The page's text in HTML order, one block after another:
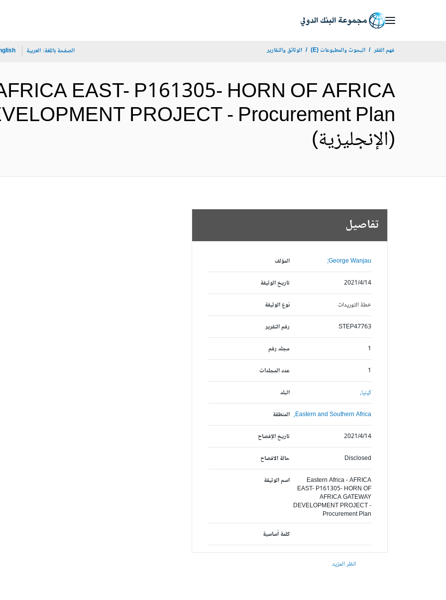
فهم الفقر البحوث والمطبوعات (E) الوثائق والتقارير الصفحة باللغة: العربية
EAST- P161305- HORN OF AFRICA
PROJECT - Procurement Plan
(الإنجليزية)
تفاصيل
المؤلف George Wanjau;
تاريخ الوثيقة 2021/4/14
نوع الوثيقة خطة التوريدات
رقم التقرير STEP47763
مجلد رقم 1
عدد المجلدات 1
البلد كينيا,
المنطقة Eastern and Southern Africa,
تاريخ الإفصاح 2021/4/14
حالة الافصاح Disclosed
اسم الوثيقة
Eastern Africa - AFRICA
EAST- P161305- HORN OF
AFRICA GATEWAY
DEVELOPMENT PROJECT -
Procurement Plan
كلمة أساسية
انظر المزيد